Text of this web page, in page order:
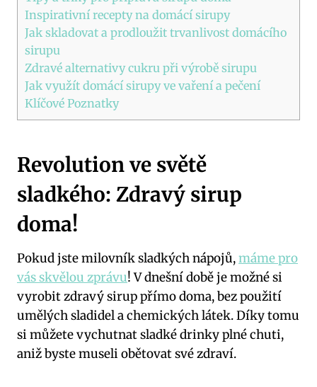
Inspirativní recepty na domácí sirupy
Jak skladovat a prodloužit trvanlivost domácího
sirupu
Zdravé alternativy cukru při výrobě sirupu
Jak využít domácí sirupy ve vaření a pečení
Klíčové Poznatky
Revolution ve světě
sladkého: Zdravý sirup
doma!
Pokud jste milovník sladkých nápojů,máme pro
vás skvělou zprávu! V dnešní době je možné si
vyrobit zdravý sirup přímo doma, bez použití
umělých sladidel a chemických látek. Díky tomu
si můžete vychutnat sladké drinky plné chuti,
aniž byste museli obětovat své zdraví.